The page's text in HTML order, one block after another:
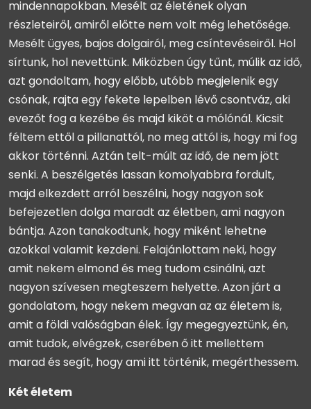
mindennapokban. Mesélt az életének olyan
részleteiről, amiről előtte nem volt még lehetősége.
Mesélt ügyes, bajos dolgairól, meg csíntevéseiről. Hol
sírtunk, hol nevettünk. Miközben úgy tűnt, múlik az idő,
azt gondoltam, hogy előbb, utóbb megjelenik egy
csónak, rajta egy fekete lepelben lévő csontváz, aki
evezőt fog a kezébe és majd kiköt a mólónál. Kicsit
féltem ettől a pillanattól, no meg attól is, hogy mi fog
akkor történni. Aztán telt-múlt az idő, de nem jött
senki. A beszélgetés lassan komolyabbra fordult,
majd elkezdett arról beszélni, hogy nagyon sok
befejezetlen dolga maradt az életben, ami nagyon
bántja. Azon tanakodtunk, hogy miként lehetne
azokkal valamit kezdeni. Felajánlottam neki, hogy
amit nekem elmond és meg tudom csinálni, azt
nagyon szívesen megteszem helyette. Azon járt a
gondolatom, hogy nekem megvan az az életem is,
amit a földi valóságban élek. Így megegyeztünk, én,
amit tudok, elvégzek, cserében ő itt mellettem
marad és segít, hogy ami itt történik, megérthessem.
Két életem